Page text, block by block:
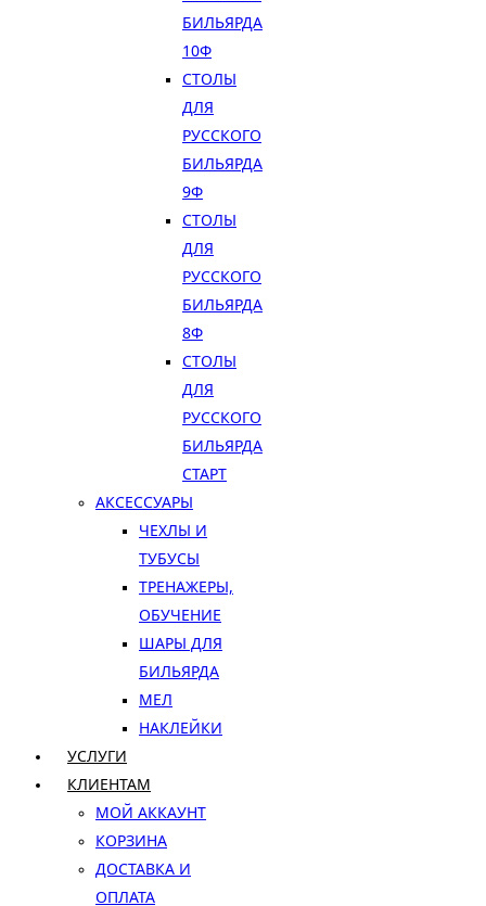
БИЛЬЯРДА
10Ф
СТОЛЫ
ДЛЯ
РУССКОГО
БИЛЬЯРДА
9Ф
СТОЛЫ
ДЛЯ
РУССКОГО
БИЛЬЯРДА
8Ф
СТОЛЫ
ДЛЯ
РУССКОГО
БИЛЬЯРДА
СТАРТ
АКСЕССУАРЫ
ЧЕХЛЫ И
ТУБУСЫ
ТРЕНАЖЕРЫ,
ОБУЧЕНИЕ
ШАРЫ ДЛЯ
БИЛЬЯРДА
МЕЛ
НАКЛЕЙКИ
УСЛУГИ
КЛИЕНТАМ
МОЙ АККАУНТ
КОРЗИНА
ДОСТАВКА И
ОПЛАТА